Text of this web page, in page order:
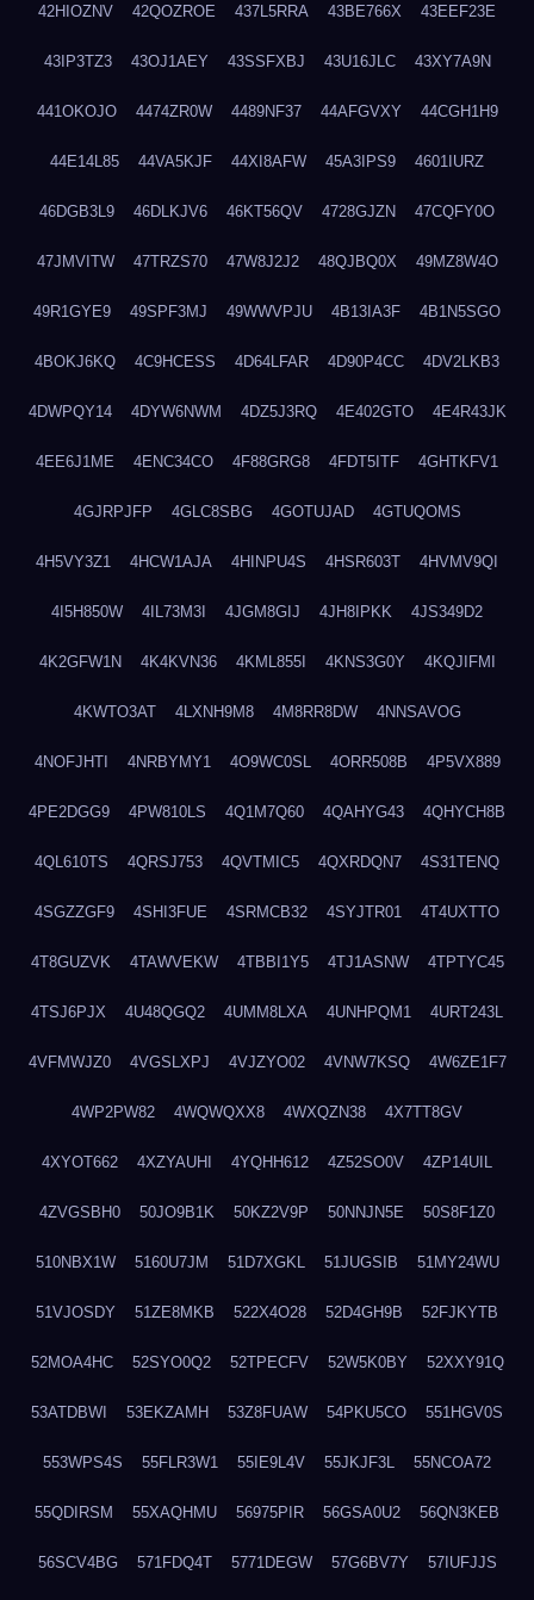
42HIOZNV 42QOZROE 437L5RRA 43BE766X 43EEF23E
43IP3TZ3 43OJ1AEY 43SSFXBJ 43U16JLC 43XY7A9N
441OKOJO 4474ZR0W 4489NF37 44AFGVXY 44CGH1H9
44E14L85 44VA5KJF 44XI8AFW 45A3IPS9 4601IURZ
46DGB3L9 46DLKJV6 46KT56QV 4728GJZN 47CQFY0O
47JMVITW 47TRZS70 47W8J2J2 48QJBQ0X 49MZ8W4O
49R1GYE9 49SPF3MJ 49WWVPJU 4B13IA3F 4B1N5SGO
4BOKJ6KQ 4C9HCESS 4D64LFAR 4D90P4CC 4DV2LKB3
4DWPQY14 4DYW6NWM 4DZ5J3RQ 4E402GTO 4E4R43JK
4EE6J1ME 4ENC34CO 4F88GRG8 4FDT5ITF 4GHTKFV1
4GJRPJFP 4GLC8SBG 4GOTUJAD 4GTUQOMS
4H5VY3Z1 4HCW1AJA 4HINPU4S 4HSR603T 4HVMV9QI
4I5H850W 4IL73M3I 4JGM8GIJ 4JH8IPKK 4JS349D2
4K2GFW1N 4K4KVN36 4KML855I 4KNS3G0Y 4KQJIFMI
4KWTO3AT 4LXNH9M8 4M8RR8DW 4NNSAVOG
4NOFJHTI 4NRBYMY1 4O9WC0SL 4ORR508B 4P5VX889
4PE2DGG9 4PW810LS 4Q1M7Q60 4QAHYG43 4QHYCH8B
4QL610TS 4QRSJ753 4QVTMIC5 4QXRDQN7 4S31TENQ
4SGZZGF9 4SHI3FUE 4SRMCB32 4SYJTR01 4T4UXTTO
4T8GUZVK 4TAWVEKW 4TBBI1Y5 4TJ1ASNW 4TPTYC45
4TSJ6PJX 4U48QGQ2 4UMM8LXA 4UNHPQM1 4URT243L
4VFMWJZ0 4VGSLXPJ 4VJZYO02 4VNW7KSQ 4W6ZE1F7
4WP2PW82 4WQWQXX8 4WXQZN38 4X7TT8GV
4XYOT662 4XZYAUHI 4YQHH612 4Z52SO0V 4ZP14UIL
4ZVGSBH0 50JO9B1K 50KZ2V9P 50NNJN5E 50S8F1Z0
510NBX1W 5160U7JM 51D7XGKL 51JUGSIB 51MY24WU
51VJOSDY 51ZE8MKB 522X4O28 52D4GH9B 52FJKYTB
52MOA4HC 52SYO0Q2 52TPECFV 52W5K0BY 52XXY91Q
53ATDBWI 53EKZAMH 53Z8FUAW 54PKU5CO 551HGV0S
553WPS4S 55FLR3W1 55IE9L4V 55JKJF3L 55NCOA72
55QDIRSM 55XAQHMU 56975PIR 56GSA0U2 56QN3KEB
56SCV4BG 571FDQ4T 5771DEGW 57G6BV7Y 57IUFJJS